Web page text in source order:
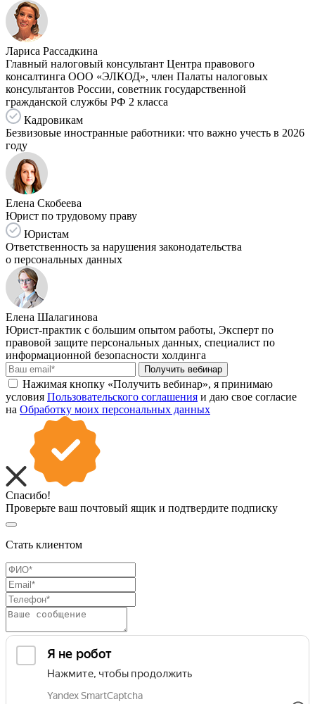
Лариса Рассадкина
Главный налоговый консультант Центра правового
консалтинга ООО «ЭЛКОД», член Палаты налоговых
консультантов России, советник государственной
гражданской службы РФ 2 класса
Кадровикам
Безвизовые иностранные работники: что важно учесть в 2026
году
Елена Скобеева
Юрист по трудовому праву
Юристам
Ответственность за нарушения законодательства
о персональных данных
Елена Шалагинова
Юрист-практик с большим опытом работы, Эксперт по
правовой защите персональных данных, специалист по
информационной безопасности холдинга
Получить вебинар
Нажимая кнопку «Получить вебинар», я принимаю
условия Пользовательского соглашения и даю свое согласие
на Обработку моих персональных данных
Спасибо!
Проверьте ваш почтовый ящик и подтвердите подписку
Стать клиентом